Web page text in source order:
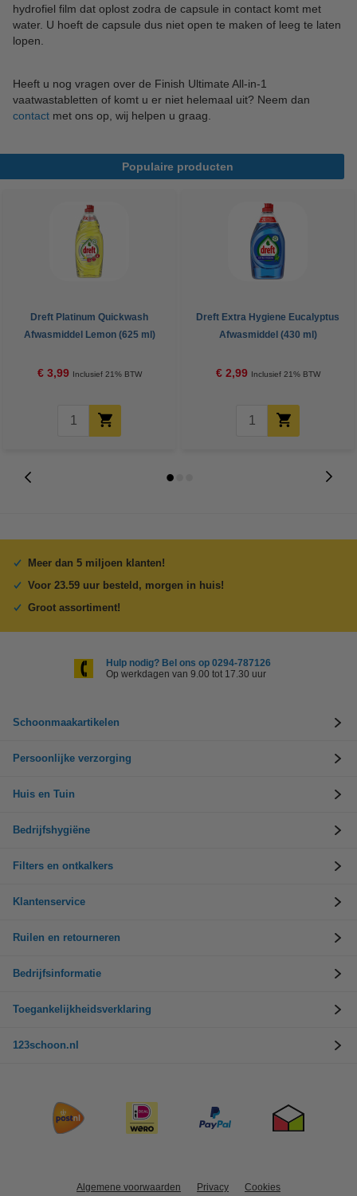
hydrofiel film dat oplost zodra de capsule in contact komt met
water. U hoeft de capsule dus niet open te maken of leeg te laten
lopen.
Heeft u nog vragen over de Finish Ultimate All-in-1
vaatwastabletten of komt u er niet helemaal uit? Neem dan
contact met ons op, wij helpen u graag.
Populaire producten
Dreft Platinum Quickwash
Afwasmiddel Lemon (625 ml)
€ 3,99 Inclusief 21% BTW
Dreft Extra Hygiene Eucalyptus
Afwasmiddel (430 ml)
€ 2,99 Inclusief 21% BTW
Meer dan 5 miljoen klanten!
Voor 23.59 uur besteld, morgen in huis!
Groot assortiment!
Hulp nodig? Bel ons op 0294-787126
Op werkdagen van 9.00 tot 17.30 uur
Schoonmaakartikelen
Persoonlijke verzorging
Huis en Tuin
Bedrijfshygiëne
Filters en ontkalkers
Klantenservice
Ruilen en retourneren
Bedrijfsinformatie
Toegankelijkheidsverklaring
123schoon.nl
Algemene voorwaarden Privacy Cookies